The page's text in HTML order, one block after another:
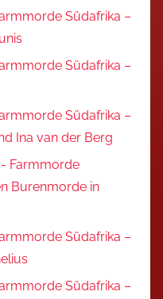
Südafrika –
Südafrika –
Südafrika –
Ina van der Berg
Farmmorde
Burenmorde in
Südafrika –
Südafrika –